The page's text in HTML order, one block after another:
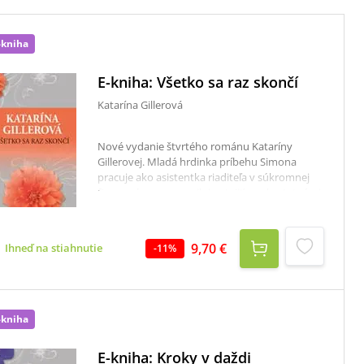
kniha
E-kniha: Všetko sa raz skončí
Katarína Gillerová
Nové vydanie štvrtého románu Kataríny
Gillerovej. Mladá hrdinka príbehu Simona
pracuje ako asistentka riaditeľa v súkromnej
firme a úporne sa usiluje utajiť pred ostatnými
Uprostred tvrdej reality sa často utieka k
spomienkam na nedávnu minulosť - na
dospievanie v harmonickej rodine, nesmelé
dvorenie kamaráta, bezstarostné roky na
Ihneď na stiahnutie -11% 9,70 €
kniha
E-kniha: Kroky v daždi